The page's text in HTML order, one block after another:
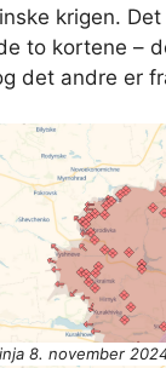
krigen.
to kortene –
det andre er
8. november